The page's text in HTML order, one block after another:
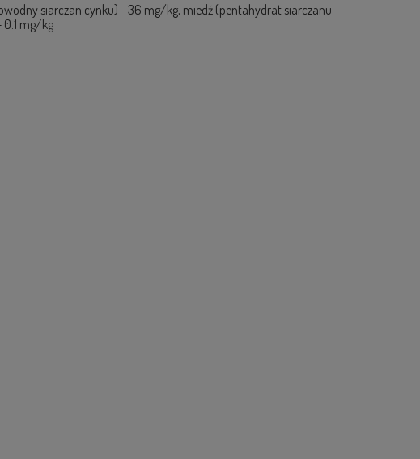
siarczan cynku) - 36 mg/kg, miedź (pentahydrat siarczanu
0.1 mg/kg